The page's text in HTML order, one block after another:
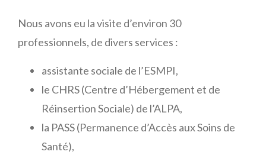
Nous avons eu la visite d’environ 30
professionnels, de divers services :
assistante sociale de l’ESMPI,
le CHRS (Centre d’Hébergement et de
Réinsertion Sociale) de l’ALPA,
la PASS (Permanence d’Accès aux Soins de
Santé),